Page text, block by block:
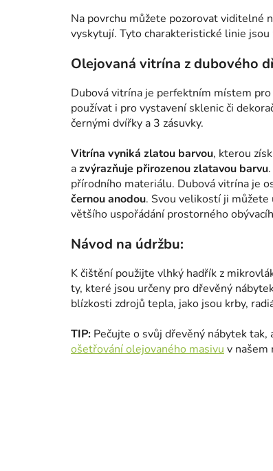
Na povrchu můžete pozorovat viditelné
vyskytují. Tyto charakteristické linie jsou
Olejovaná vitrína z dubového
Dubová vitrína je perfektním místem
používat i pro vystavení sklenic či
černými dvířky a 3 zásuvky.
Vitrína vyniká zlatou barvou, kterou
azvýrazňuje přirozenou zlatavou barvu
přírodního materiálu. Dubová vitrína je
černou anodou. Svou velikostí ji
většího uspořádání prostorného
Návod na údržbu:
K čištění použijte vlhký hadřík z
ty, které jsou určeny pro dřevěný
blízkosti zdrojů tepla, jako jsou krby,
TIP: Pečujte o svůj dřevěný nábytek
ošetřování olejovaného masivu v našem